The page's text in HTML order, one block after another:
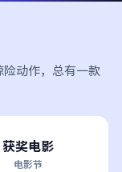
动作，总有一款
获奖电影
电影节